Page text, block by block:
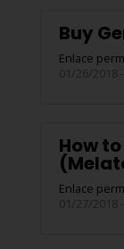
Buy
Enlace
01/26/2018
How
Enlace
01/27/2018 -